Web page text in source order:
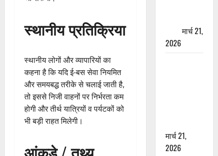
स्थानीय प्रतिक्रिया
स्थानीय लोगों और व्यापारियों का
कहना है कि यदि ई-बस सेवा नियमित
और समयबद्ध तरीके से चलाई जाती है,
तो इससे निजी वाहनों पर निर्भरता कम
होगी और तीर्थ यात्रियों व पर्यटकों को
भी बड़ी राहत मिलेगी।
मार्च 21,
2026
मार्च 21,
2026